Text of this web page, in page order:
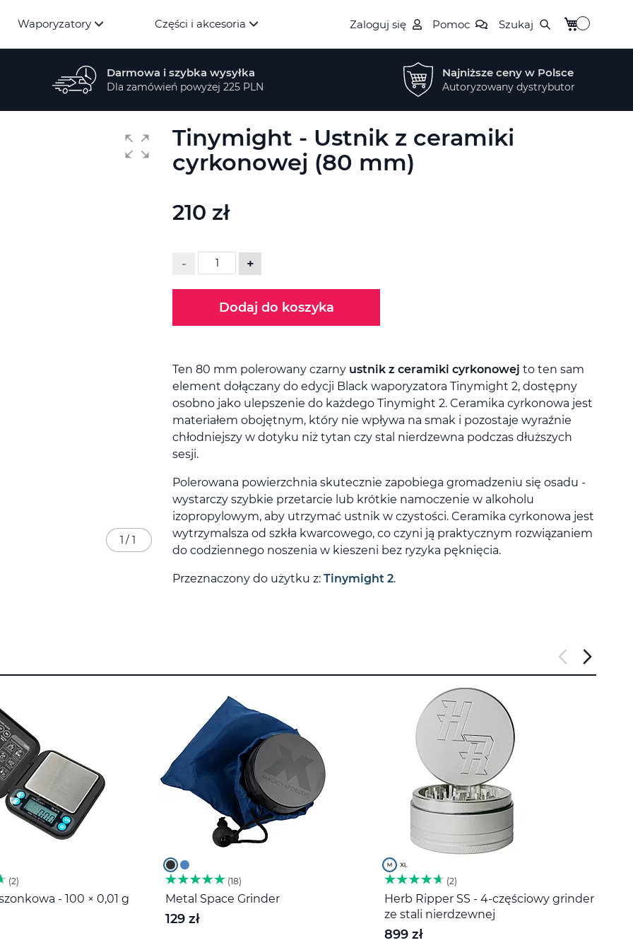
Waporyzatory Części i akcesoria Zaloguj się Pomoc Szukaj Mój koszyk
Darmowa i szybka wysyłka
Dla zamówień powyżej 225 PLN
Najniższe ceny w Polsce
Autoryzowany dystrybutor
Tinymight - Ustnik z ceramiki
cyrkonowej (80 mm)
210 zł
- +
Dodaj do koszyka
Ten 80 mm polerowany czarny ustnik z ceramiki cyrkonowej to ten sam
element dołączany do edycji Black waporyzatora Tinymight 2, dostępny
osobno jako ulepszenie do każdego Tinymight 2. Ceramika cyrkonowa jest
materiałem obojętnym, który nie wpływa na smak i pozostaje wyraźnie
chłodniejszy w dotyku niż tytan czy stal nierdzewna podczas dłuższych
sesji.
Polerowana powierzchnia skutecznie zapobiega gromadzeniu się osadu -
wystarczy szybkie przetarcie lub krótkie namoczenie w alkoholu
izopropylowym, aby utrzymać ustnik w czystości. Ceramika cyrkonowa jest
wytrzymalsza od szkła kwarcowego, co czyni ją praktycznym rozwiązaniem
do codziennego noszenia w kieszeni bez ryzyka pęknięcia.
Przeznaczony do użytku z: Tinymight 2.
1 / 1
2
- 100 × 0,01 g
18
Metal Space Grinder
129 zł
2
Herb Ripper SS - 4-częściowy grinder
ze stali nierdzewnej
899 zł